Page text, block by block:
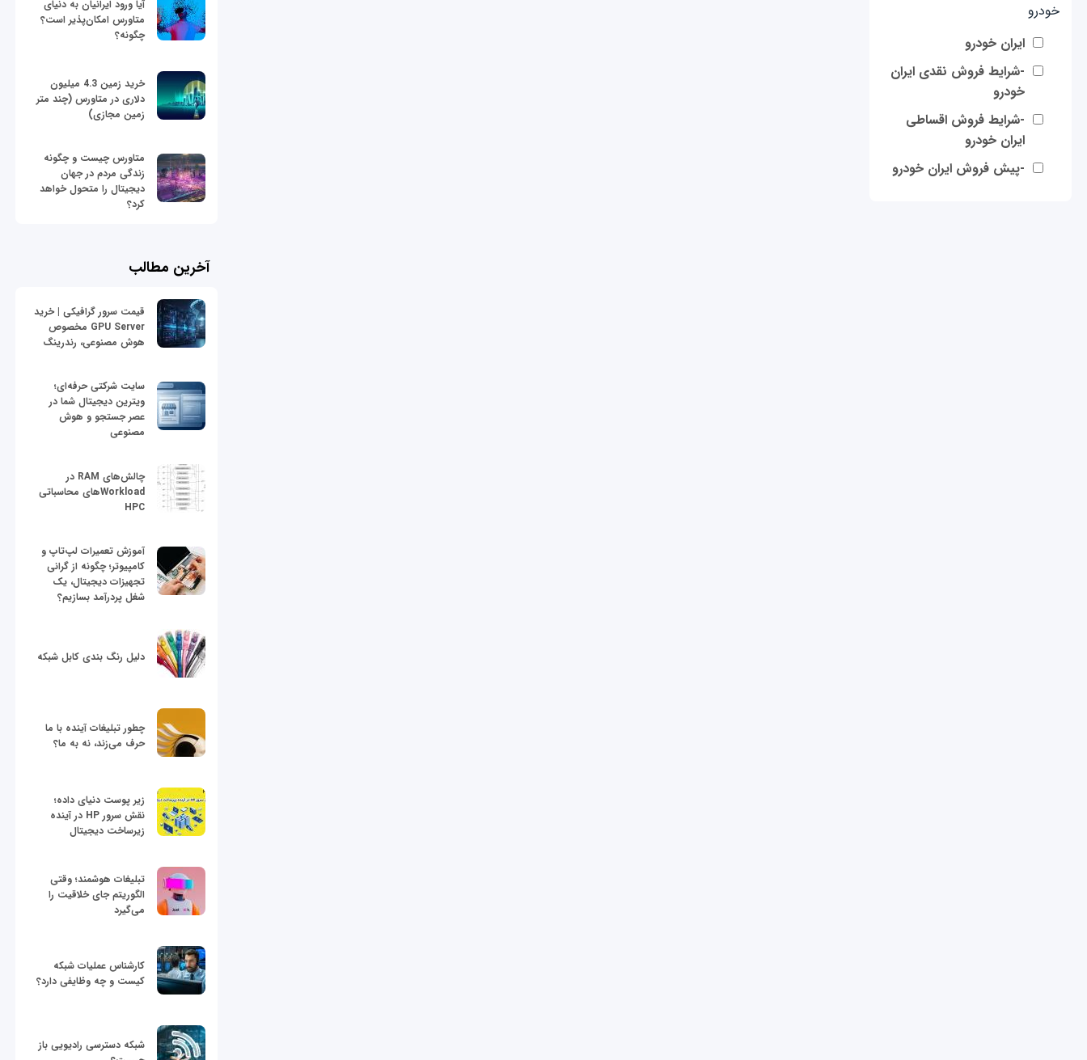
خودرو
ایران خودرو
-شرایط فروش نقدی ایران
خودرو
-شرایط فروش اقساطی
ایران خودرو
-پیش فروش ایران خودرو
آیا ورود ایرانیان به دنیای
متاورس امکان‌پذیر است؟
چگونه؟
خرید زمین 4.3 میلیون
دلاری در متاورس (چند متر
زمین مجازی)
متاورس چیست و چگونه
زندگی مردم در جهان
دیجیتال را متحول خواهد
کرد؟
آخرین مطالب
قیمت سرور گرافیکی | خرید
GPU Server مخصوص
هوش مصنوعی، رندرینگ
سایت شرکتی حرفه‌ای؛
ویترین دیجیتال شما در
عصر جستجو و هوش
مصنوعی
چالش‌های RAM در
Workloadهای محاسباتی
HPC
آموزش تعمیرات لپ‌تاپ و
کامپیوتر؛ چگونه از گرانی
تجهیزات دیجیتال، یک
شغل پردرآمد بسازیم؟
دلیل رنگ بندی کابل شبکه
چطور تبلیغات آینده با ما
حرف می‌زند، نه به ما؟
زیر پوست دنیای داده؛
نقش سرور HP در آینده
زیرساخت دیجیتال
تبلیغات هوشمند؛ وقتی
الگوریتم جای خلاقیت را
می‌گیرد
کارشناس عملیات شبکه
کیست و چه وظایفی دارد؟
شبکه دسترسی رادیویی باز